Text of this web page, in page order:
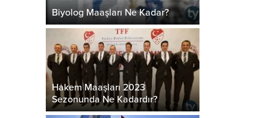
Biyolog Maaşları Ne Kadar?
Hakem Maaşları 2023
Sezonunda Ne Kadardır?